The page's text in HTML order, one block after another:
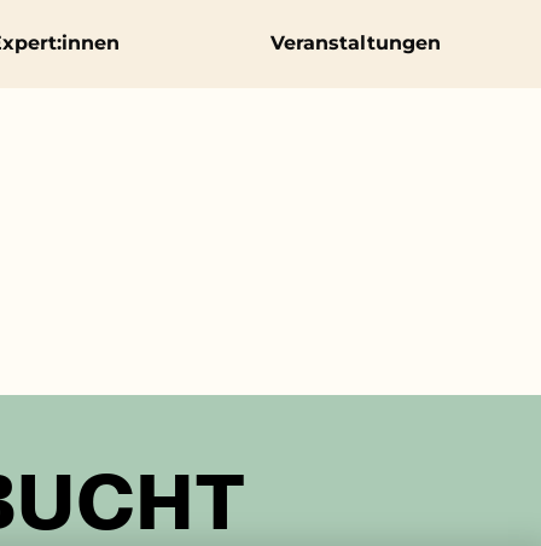
Veranstaltungen